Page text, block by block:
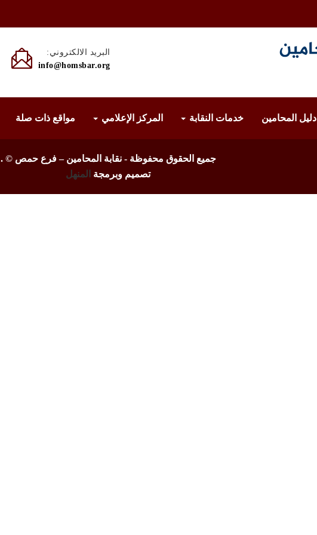
البريد الالكتروني:
info@homsbar.org
دليل المحامين خدمات النقابة المركز الإعلامي مواقع ذات صلة
جميع الحقوق محفوظة - نقابة المحامين – فرع حمص ©.
تصميم وبرمجة
المنهل